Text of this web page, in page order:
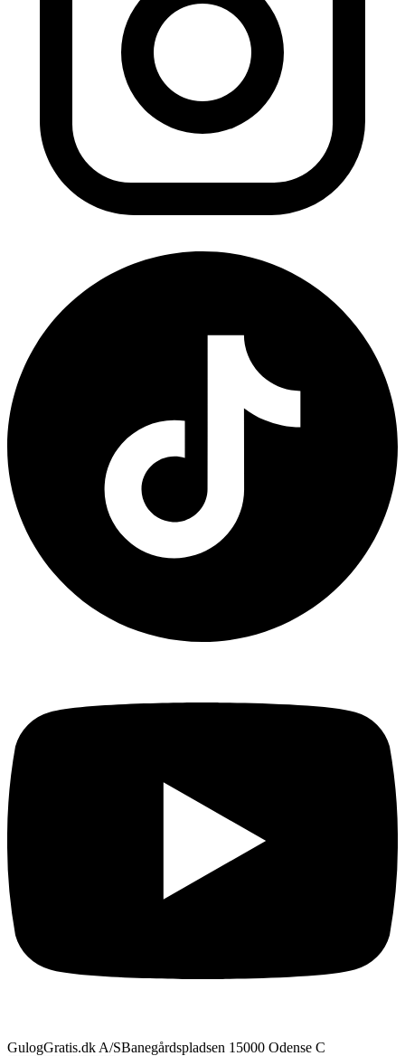
GulogGratis.dk A/SBanegårdspladsen 1 5000 Odense C